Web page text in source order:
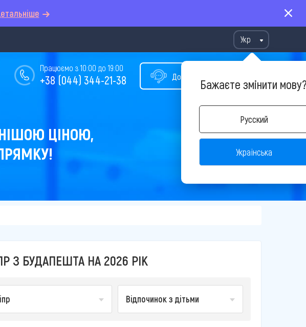
Укр
Бажаєте змінити
Русский
Українська
Допомога у виборі туру
Працюємо з 10:00 до 19:00
+38 (044) 344-21-38
ЦІНОЮ,
З БУДАПЕШТА НА 2026 РІК
Відпочинок з дітьми